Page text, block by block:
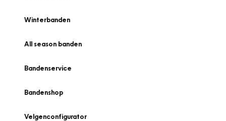
Winterbanden
All season banden
Bandenservice
Bandenshop
Velgenconfigurator